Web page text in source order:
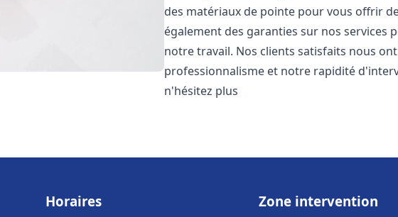
des matériaux de pointe pour vous offrir
également des garanties sur nos services
notre travail. Nos clients satisfaits nous
professionnalisme et notre rapidité
n'hésitez plus
Horaires Zone intervention